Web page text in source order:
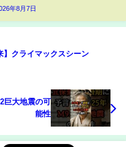
年8月7日
】クライマックスシーン
巨大地震の可
能性